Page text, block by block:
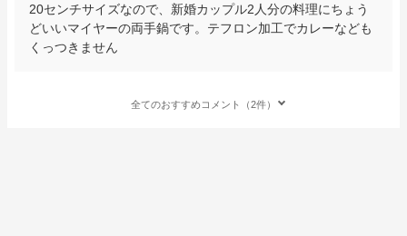
20センチサイズなので、新婚カップル2人分の料理にちょう
どいいマイヤーの両手鍋です。テフロン加工でカレーなども
くっつきません
全てのおすすめコメント（2件）